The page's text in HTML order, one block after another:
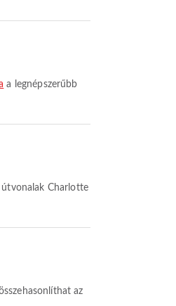
a legnépszerűbb
útvonalak Charlotte